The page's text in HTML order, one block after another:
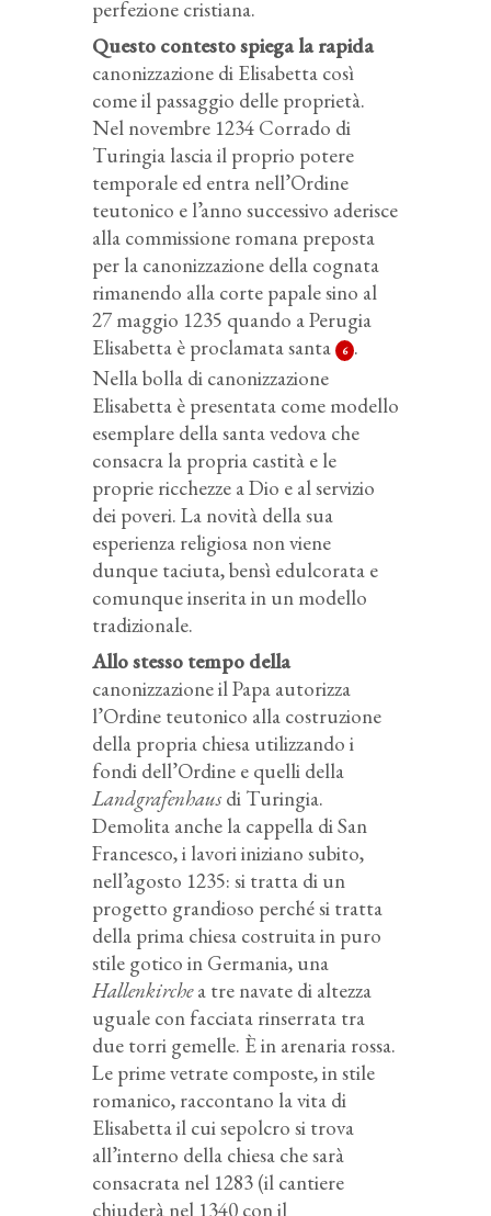
perfezione cristiana.
Questo contesto spiega la rapida
canonizzazione di Elisabetta così
come il passaggio delle proprietà.
Nel novembre 1234 Corrado di
Turingia lascia il proprio potere
temporale ed entra nell’Ordine
teutonico e l’anno successivo aderisce
alla commissione romana preposta
per la canonizzazione della cognata
rimanendo alla corte papale sino al
27 maggio 1235 quando a Perugia
Elisabetta è proclamata santa
6 .
Nella bolla di canonizzazione
Elisabetta è presentata come modello
esemplare della santa vedova che
consacra la propria castità e le
proprie ricchezze a Dio e al servizio
dei poveri. La novità della sua
esperienza religiosa non viene
dunque taciuta, bensì edulcorata e
comunque inserita in un modello
tradizionale.
Allo stesso tempo della
canonizzazione il Papa autorizza
l’Ordine teutonico alla costruzione
della propria chiesa utilizzando i
fondi dell’Ordine e quelli della
Landgrafenhausdi Turingia.
Demolita anche la cappella di San
Francesco, i lavori iniziano subito,
nell’agosto 1235: si tratta di un
progetto grandioso perché si tratta
della prima chiesa costruita in puro
stile gotico in Germania, una
Hallenkirchea tre navate di altezza
uguale con facciata rinserrata tra
due torri gemelle. È in arenaria rossa.
Le prime vetrate composte, in stile
romanico, raccontano la vita di
Elisabetta il cui sepolcro si trova
all’interno della chiesa che sarà
consacrata nel 1283 (il cantiere
chiuderà nel 1340 con il